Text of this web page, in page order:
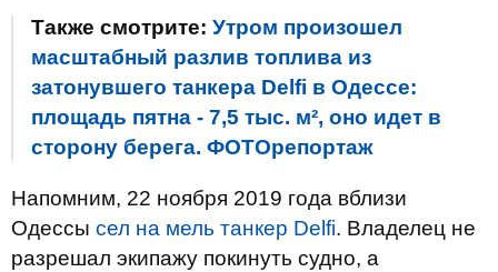
Также смотрите: Утром произошел
масштабный разлив топлива из
затонувшего танкера Delfi в Одессе:
площадь пятна - 7,5 тыс. м², оно идет в
сторону берега. ФОТОрепортаж
Напомним, 22 ноября 2019 года вблизи
Одессы сел на мель танкер Delfi. Владелец не
разрешал экипажу покинуть судно, а